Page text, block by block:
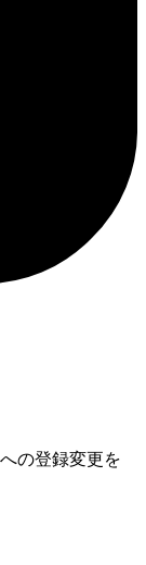
の登録変更を